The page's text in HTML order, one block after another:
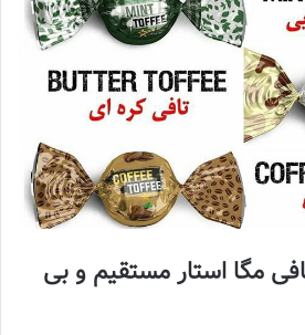
مگا استار مستقیم و بی